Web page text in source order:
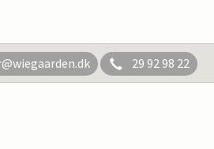
29 92 98 22